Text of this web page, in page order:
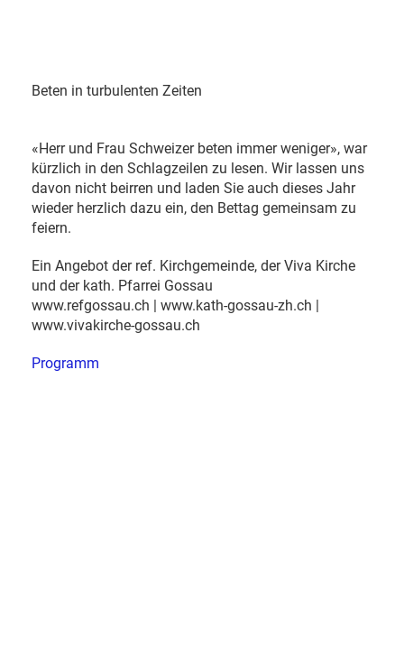
Beten in turbulenten Zeiten
«Herr und Frau Schweizer beten immer weniger», war
kürzlich in den Schlagzeilen zu lesen. Wir lassen uns
davon nicht beirren und laden Sie auch dieses Jahr
wieder herzlich dazu ein, den Bettag gemeinsam zu
feiern.
Ein Angebot der ref. Kirchgemeinde, der Viva Kirche
und der kath. Pfarrei Gossau
www.refgossau.ch | www.kath-gossau-zh.ch |
www.vivakirche-gossau.ch
Programm